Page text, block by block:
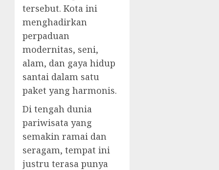
tersebut. Kota ini
menghadirkan
perpaduan
modernitas, seni,
alam, dan gaya hidup
santai dalam satu
paket yang harmonis.
Di tengah dunia
pariwisata yang
semakin ramai dan
seragam, tempat ini
justru terasa punya